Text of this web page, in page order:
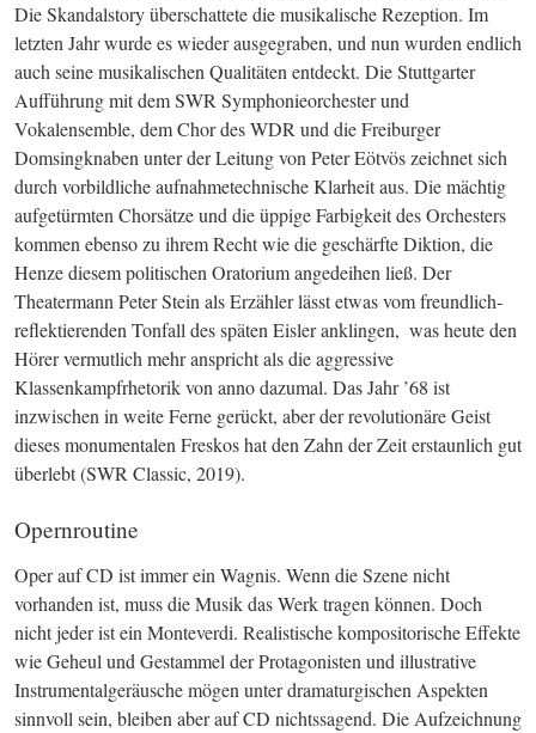
Die Skandalstory überschattete die musikalische Rezeption. Im
letzten Jahr wurde es wieder ausgegraben, und nun wurden endlich
auch seine musikalischen Qualitäten entdeckt. Die Stuttgarter
Aufführung mit dem SWR Symphonieorchester und
Vokalensemble, dem Chor des WDR und die Freiburger
Domsingknaben unter der Leitung von Peter Eötvös zeichnet sich
durch vorbildliche aufnahmetechnische Klarheit aus. Die mächtig
aufgetürmten Chorsätze und die üppige Farbigkeit des Orchesters
kommen ebenso zu ihrem Recht wie die geschärfte Diktion, die
Henze diesem politischen Oratorium angedeihen ließ. Der
Theatermann Peter Stein als Erzähler lässt etwas vom freundlich-
reflektierenden Tonfall des späten Eisler anklingen,  was heute den
Hörer vermutlich mehr anspricht als die aggressive
Klassenkampfrhetorik von anno dazumal. Das Jahr ’68 ist
inzwischen in weite Ferne gerückt, aber der revolutionäre Geist
dieses monumentalen Freskos hat den Zahn der Zeit erstaunlich gut
überlebt (SWR Classic, 2019).
Opernroutine
Oper auf CD ist immer ein Wagnis. Wenn die Szene nicht
vorhanden ist, muss die Musik das Werk tragen können. Doch
nicht jeder ist ein Monteverdi. Realistische kompositorische Effekte
wie Geheul und Gestammel der Protagonisten und illustrative
Instrumentalgeräusche mö­gen unter dramaturgischen Aspekten
sinnvoll sein, bleiben aber auf CD nichtssagend. Die Aufzeichnung